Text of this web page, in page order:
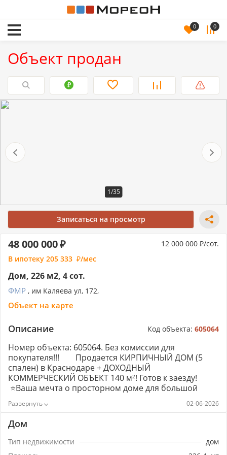
0 0
Объект продан
1/35
Записаться на просмотр
Дом, 226 м2, 4 сот.
ФМР , им Каляева ул, 172,
Объект на карте
48 000 000 12 000 000
/сот.
В ипотеку 205 333 /мес
Описание Код объекта: 605064
Номер объекта: 605064. Без комиссии для
покупателя!!! Продается КИРПИЧНЫЙ ДОМ (5
спален) в Краснодаре + ДОХОДНЫЙ
КОММЕРЧЕСКИЙ ОБЪЕКТ 140 м²! Готов к заезду!
⭐Ваша мечта о просторном доме для большой
есть уникальная возможность!Продается
великолепный кирпичный дом в Краснодаре с
потрясающей инвестиционной
составляющей:Роскошное жилье "под ключ":5
просторных спален – комфорт для всей семьи или
02-06-2026
Дом
Тип недвижимости
дом